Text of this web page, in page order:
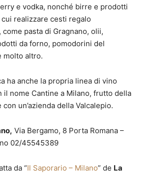
e vodka, nonché birre e prodotti
realizzare cesti regalo
pasta di Gragnano, olii,
da forno, pomodorini del
molto altro.
ha anche la propria linea di vino
il nome Cantine a Milano, frutto della
un’azienda della Valcalepio.
Via Bergamo, 8 Porta Romana –
02/45545389
da “Il Saporario – Milano” de La